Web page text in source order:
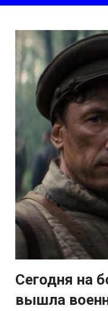
Сегодня на
вышла